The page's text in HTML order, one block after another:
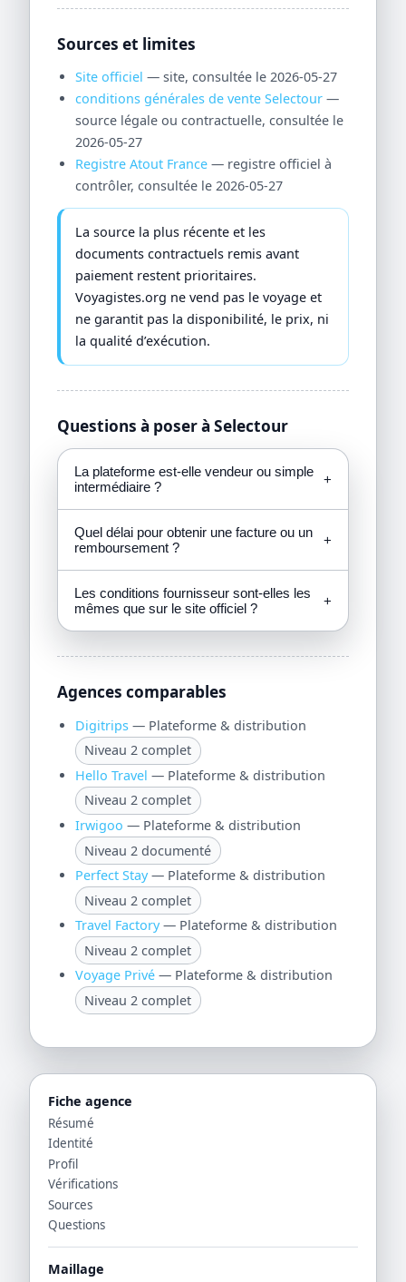
Sources et limites
Site officiel — site, consultée le 2026-05-27
conditions générales de vente Selectour—
source légale ou contractuelle, consultée le
2026-05-27
Registre Atout France— registre officiel à
contrôler, consultée le 2026-05-27
La source la plus récente et les
documents contractuels remis avant
paiement restent prioritaires.
Voyagistes.org ne vend pas le voyage et
ne garantit pas la disponibilité, le prix, ni
la qualité d’exécution.
Questions à poser à Selectour
La plateforme est-elle vendeur ou simple
intermédiaire ?
+
Quel délai pour obtenir une facture ou un
remboursement ?
+
Les conditions fournisseur sont-elles les
mêmes que sur le site officiel ?
+
Agences comparables
Digitrips— Plateforme & distribution
Niveau 2 complet
Hello Travel — Plateforme & distribution
Niveau 2 complet
Irwigoo — Plateforme & distribution
Niveau 2 documenté
Perfect Stay— Plateforme & distribution
Niveau 2 complet
Travel Factory— Plateforme & distribution
Niveau 2 complet
Voyage Privé— Plateforme & distribution
Niveau 2 complet
Fiche agence
Résumé
Identité
Profil
Vérifications
Sources
Questions
Maillage